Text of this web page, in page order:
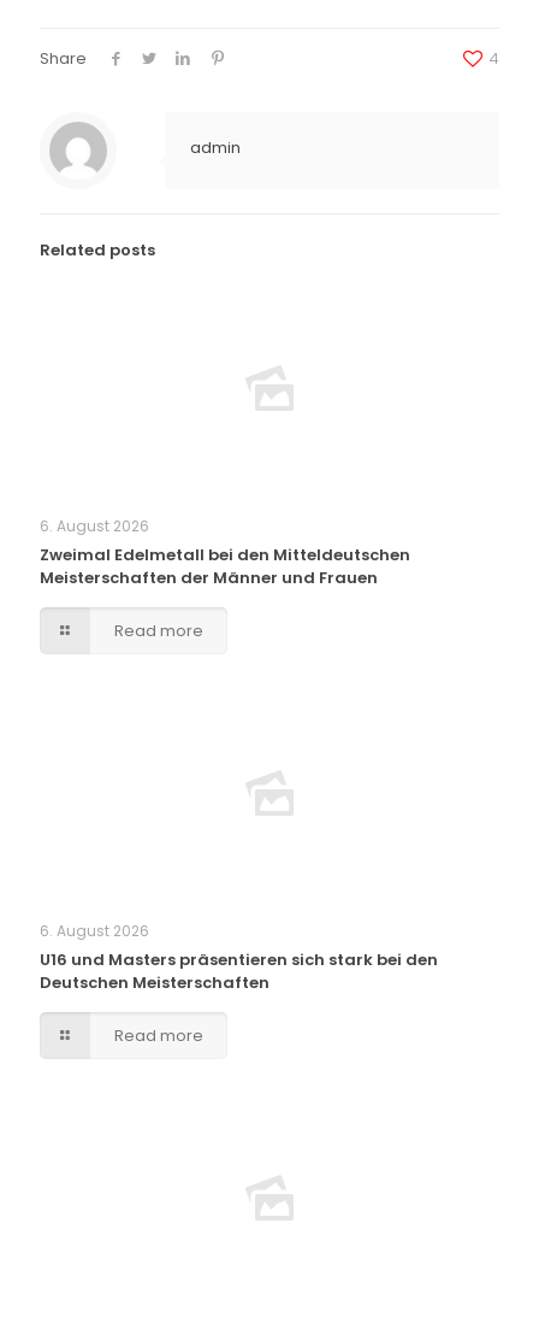
Share 4
admin
Related posts
6. August 2026
Zweimal Edelmetall bei den Mitteldeutschen
Meisterschaften der Männer und Frauen
Read more
6. August 2026
U16 und Masters präsentieren sich stark bei den
Deutschen Meisterschaften
Read more